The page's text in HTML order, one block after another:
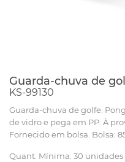
Guarda-chuva de
KS-99130
Guarda-chuva de golfe.
de vidro e pega em PP. À
Fornecido em bolsa. Bolsa:
Quant. Mínima: 30 unidades